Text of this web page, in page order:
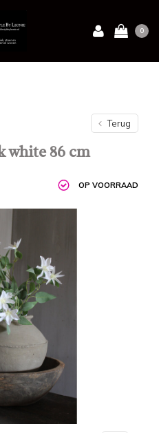
0
Terug
white 86 cm
OP VOORRAAD